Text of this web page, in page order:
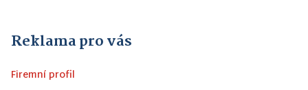
Reklama pro vás
Firemní profil